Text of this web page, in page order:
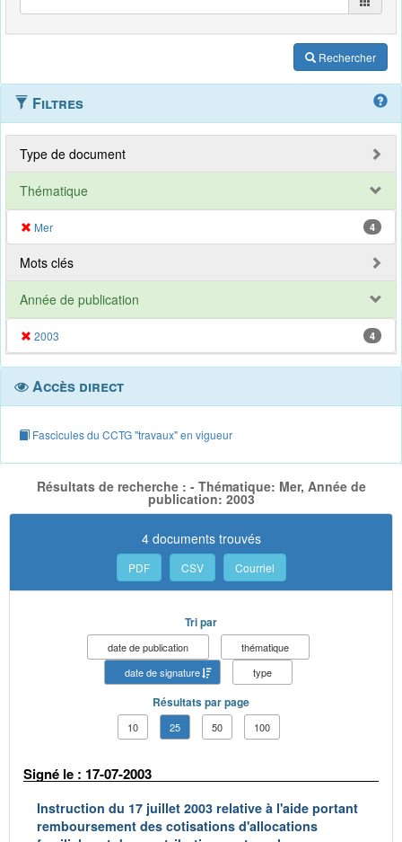
Rechercher
Filtres
Type de document
Thématique
Mer 4
Mots clés
Année de publication
2003 4
Accès direct
Fascicules du CCTG "travaux" en vigueur
Résultats de recherche : - Thématique: Mer, Année de
publication: 2003
4 documents trouvés
PDF CSV Courriel
Tri par
date de publication
thématique
date de signature
type
Résultats par page
10 25 50 100
Signé le : 17-07-2003
Instruction du 17 juillet 2003 relative à l'aide portant
remboursement des cotisations d'allocations